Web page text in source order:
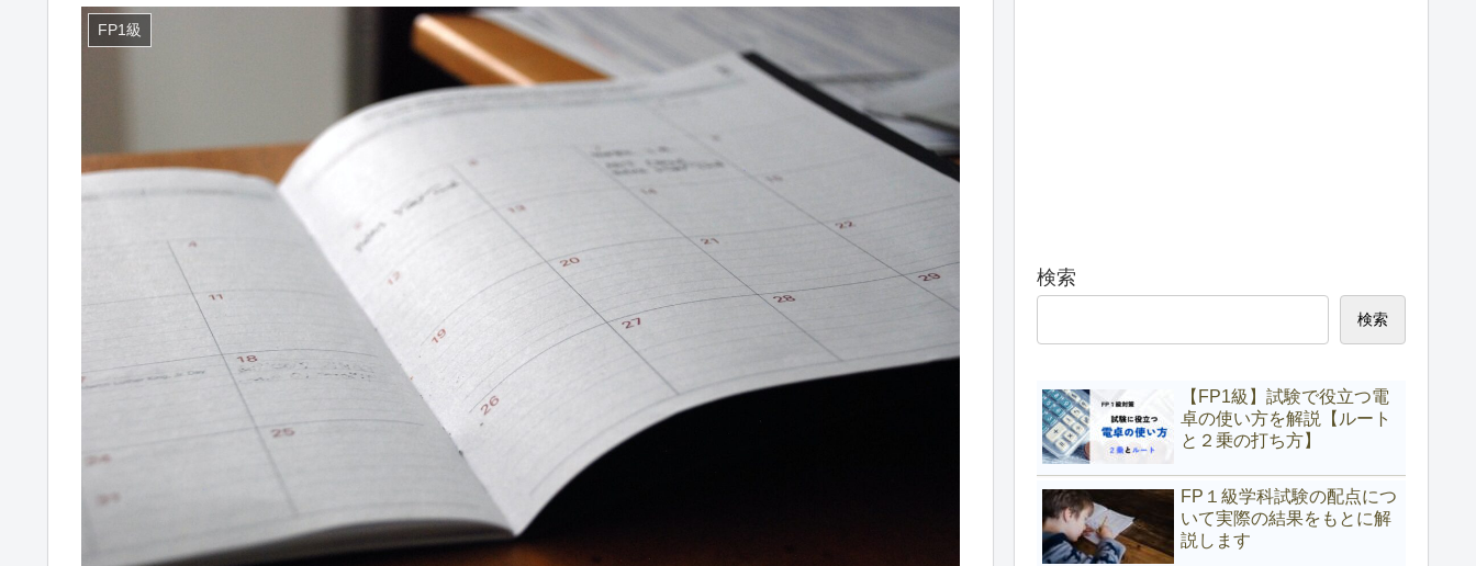
FP1級
検索
検索
【FP1級】試験で役立つ電
卓の使い方を解説【ルート
と２乗の打ち方】
FP１級学科試験の配点につ
いて実際の結果をもとに解
説します